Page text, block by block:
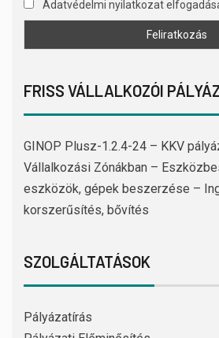
Adatvédelmi nyilatkozat
FRISS VÁLLALKOZÓI
GINOP Plusz-1.2.4-24 – KKV
Vállalkozási Zónákban –
eszközök, gépek beszerzése –
korszerűsítés, bővítés
SZOLGÁLTATÁSOK
Pályázatírás